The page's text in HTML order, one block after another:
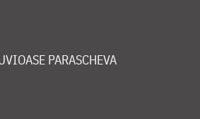
PARASCHEVA